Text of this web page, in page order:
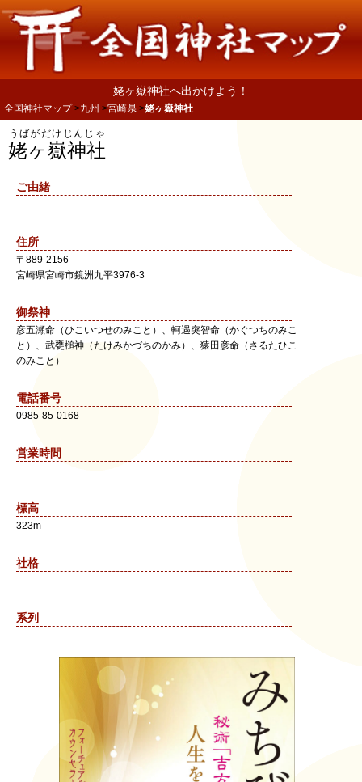
姥ヶ嶽神社へ出かけよう！
全国神社マップ 九州 宮崎県 姥ヶ嶽神社
姥ヶ嶽神社
うばがだけじんじゃ
ご由緒
-
住所
〒 889-2156
宮崎県宮崎市鏡洲九平3976-3
御祭神
彦五瀬命（ひこいつせのみこと）、軻遇突智命（かぐつちのみこ
と）、武甕槌神（たけみかづちのかみ）、猿田彦命（さるたひこ
のみこと）
電話番号
0985-85-0168
営業時間
-
標高
323m
社格
-
系列
-